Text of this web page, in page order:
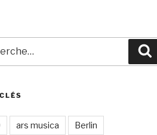
ars musica Berlin